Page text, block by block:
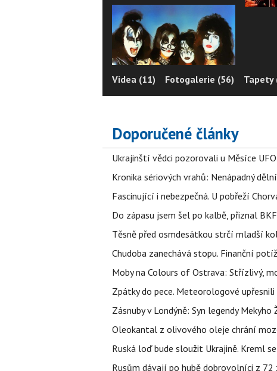
Videa (11) Fotogalerie (56) Tapety
Doporučené články
Ukrajinští vědci pozorovali u Měsíce
Kronika sériových vrahů: Nenápadný
Fascinující i nebezpečná. U pobřeží
Do zápasu jsem šel po kalbě, přiznal
Těsně před osmdesátkou strčí mladší
Chudoba zanechává stopu. Finanční
Moby na Colours of Ostrava: Střízlivý,
Zpátky do pece. Meteorologové
Zásnuby v Londýně: Syn legendy Mekyho
Oleokantal z olivového oleje chrání
Ruská loď bude sloužit Ukrajině. Kreml
Rusům dávají po hubě dobrovolníci z